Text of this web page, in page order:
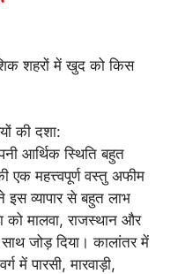
शहरों में खुद को किस
की दशा:
आर्थिक स्थिति बहुत
एक महत्त्वपूर्ण वस्तु अफीम
इस व्यापार से बहुत लाभ
को मालवा, राजस्थान और
जोड़ दिया। कालांतर में
में पारसी, मारवाड़ी,